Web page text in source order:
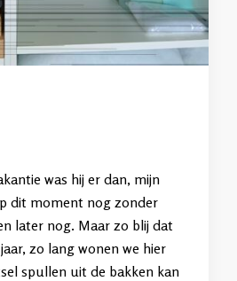
was hij er dan, mijn
dit moment nog zonder
later nog. Maar zo blij dat
zo lang wonen we hier
spullen uit de bakken kan